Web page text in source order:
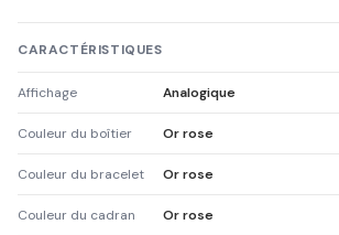
CARACTÉRISTIQUES
Affichage Analogique
Couleur du boîtier Or rose
Couleur du bracelet Or rose
Couleur du cadran Or rose